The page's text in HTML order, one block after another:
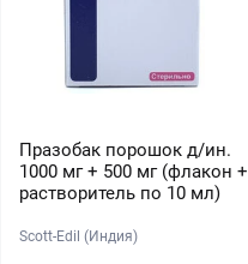
Празобак порошок д/ин.
1000 мг + 500 мг (флакон +
растворитель по 10 мл)
Scott-Edil (Индия)